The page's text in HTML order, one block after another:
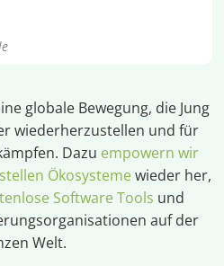
globale Bewegung, die Jung
wiederherzustellen und für
Dazu empowern wir
stellen Ökosystemewieder her,
Software Tools und
auf der
Welt.